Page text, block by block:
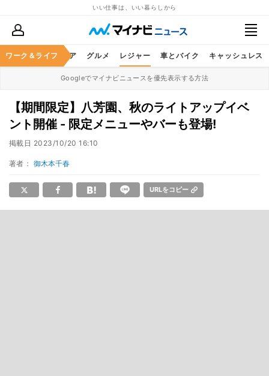
いい仕事は、いい暮らしから
ワーク＆ライフ
暮らし ヘルスケア グルメ レジャー 車とバイク キャッシュレス
Googleでマイナビニュースを優先表示する方法
【期間限定】八芳園、秋のライトアップイベ
ント開催 - 限定メニューやバーも登場!
掲載日 2023/10/20 16:10
著者： 御木本千春
URLをコピー